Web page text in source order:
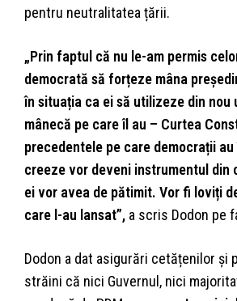
pentru neutralitatea țării.
„Prin faptul că nu le-am permis
democrată să forțeze mâna
în situația ca ei să utilizeze din nou
mânecă pe care îl au – Curtea
precedentele pe care democrații
creeze vor deveni instrumentul din
ei vor avea de pătimit. Vor fi loviți
care l-au lansat”, a scris Dodon pe
Dodon a dat asigurări cetățenilor și
străini că nici Guvernul, nici